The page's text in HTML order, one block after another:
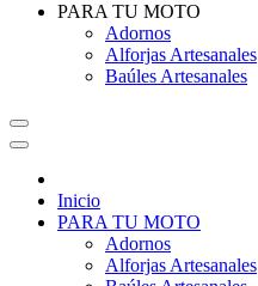
PARA TU MOTO
Adornos
Alforjas Artesanales
Baúles Artesanales
Inicio
PARA TU MOTO
Adornos
Alforjas Artesanales